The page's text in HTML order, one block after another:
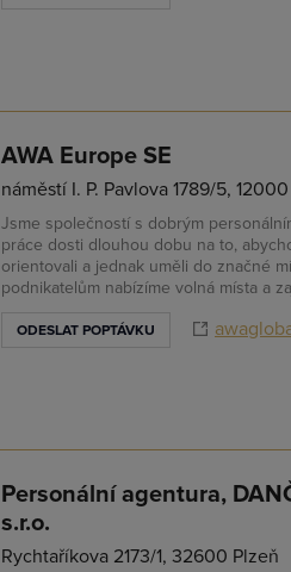
AWA Europe SE
náměstí I. P. Pavlova 1789/5,
Jsme společností s dobrým
práce dosti dlouhou dobu na to,
orientovali a jednak uměli do značné
podnikatelům nabízíme volná místa a
ODESLAT POPTÁVKU
Personální agentura,
s.r.o.
Rychtaříkova 2173/1, 32600 Plzeň